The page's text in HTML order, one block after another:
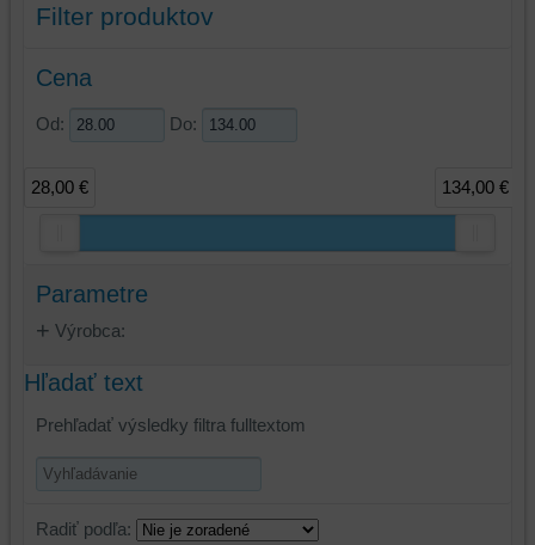
Filter produktov
Cena
Od: Do:
28,00 € 134,00 €
Parametre
Výrobca:
Hľadať text
Prehľadať výsledky filtra fulltextom
Radiť podľa: